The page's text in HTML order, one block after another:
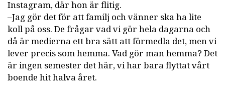
Instagram, där hon är flitig.
–Jag gör det för att familj och vänner ska ha lite
koll på oss. De frågar vad vi gör hela dagarna och
då är medierna ett bra sätt att förmedla det, men vi
lever precis som hemma. Vad gör man hemma? Det
är ingen semester det här, vi har bara flyttat vårt
boende hit halva året.